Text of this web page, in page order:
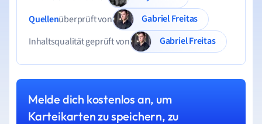
Quellenüberprüft von
Gabriel Freitas
Inhaltsqualität geprüft von
Gabriel Freitas
Melde dich kostenlos an, um
Karteikarten zu speichern, zu